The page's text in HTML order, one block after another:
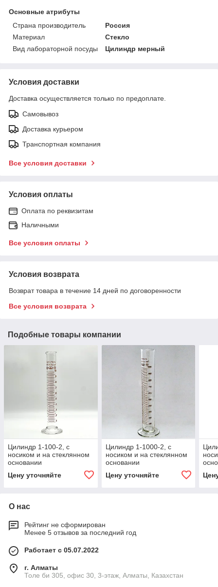
Основные атрибуты
Страна производитель
Россия
Материал
Стекло
Вид лабораторной посуды
Цилиндр мерный
Условия доставки
Доставка осуществляется только по предоплате.
Самовывоз
Доставка курьером
Транспортная компания
Все условия доставки
Условия оплаты
Оплата по реквизитам
Наличными
Все условия оплаты
Условия возврата
Возврат товара в течение 14 дней по договоренности
Все условия возврата
Подобные товары компании
Цилиндр 1-100-2, с
носиком и на стеклянном
основании
Цену уточняйте
Цилиндр 1-1000-2, с
носиком и на стеклянном
основании
Цену уточняйте
О нас
Рейтинг не сформирован
Менее 5 отзывов за последний год
Работает с 05.07.2022
г. Алматы
Толе би 305, офис 30, 3-этаж, Алматы, Казахстан